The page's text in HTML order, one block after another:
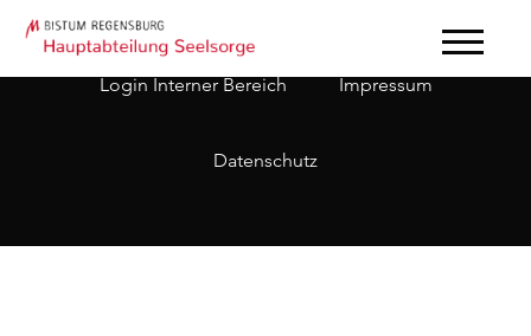
Login Interner Bereich Impressum
Datenschutz